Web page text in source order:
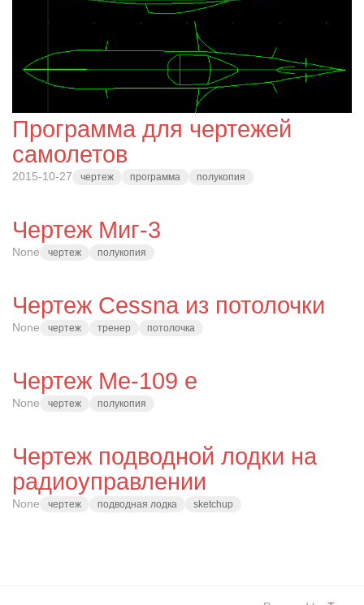
Программа для чертежей
самолетов
2015-10-27 чертеж программа полукопия
Чертеж Миг-3
None чертеж полукопия
Чертеж Cessna из потолочки
None чертеж тренер потолочка
Чертеж Me-109 e
None чертеж полукопия
Чертеж подводной лодки на
радиоуправлении
None чертеж подводная лодка sketchup